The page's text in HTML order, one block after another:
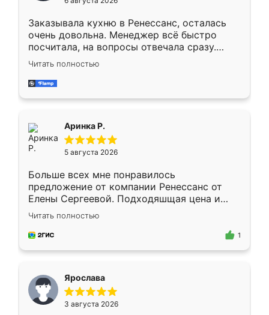
мебели буду заказывать только здесь.
Заказывала кухню в Ренессанс, осталась
очень довольна. Менеджер всё быстро
посчитала, на вопросы отвечала сразу.
Замерщик приехал в субботу, подошёл к
делу со всей ответственностью. Собрали
за день, ребята работали аккуратно, даже
Читать полностью
Аринка Р.
5 августа 2026
Больше всех мне понравилось
предложение от компании Ренессанс от
Елены Сергеевой. Подходяшщая цена и
короткие сроки изготовления. Приехавший
для замера сотрудник Владислав
предложил по моему эскизу самый
Читать полностью
1
Ярослава
3 августа 2026